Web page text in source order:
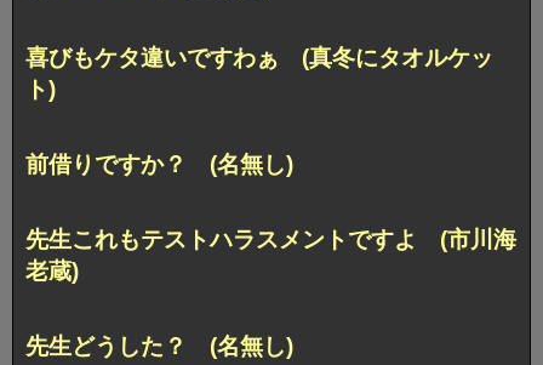
喜びもケタ違いですわぁ (真冬にタオルケッ
ト)
前借りですか？ (名無し)
先生これもテストハラスメントですよ (市川海
老蔵)
先生どうした？ (名無し)